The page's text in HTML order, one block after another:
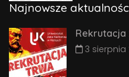
Najnowsze
Rekrutacja
3 sierpnia